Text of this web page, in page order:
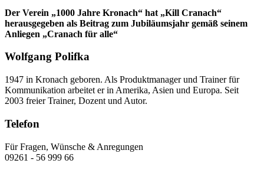
Der Verein „1000 Jahre Kronach“ hat „Kill Cranach“
herausgegeben als Beitrag zum Jubiläumsjahr gemäß seinem
Anliegen „Cranach für alle“
Wolfgang Polifka
1947 in Kronach geboren. Als Produktmanager und Trainer für
Kommunikation arbeitet er in Amerika, Asien und Europa. Seit
2003 freier Trainer, Dozent und Autor.
Telefon
Für Fragen, Wünsche & Anregungen
09261 - 56 999 66